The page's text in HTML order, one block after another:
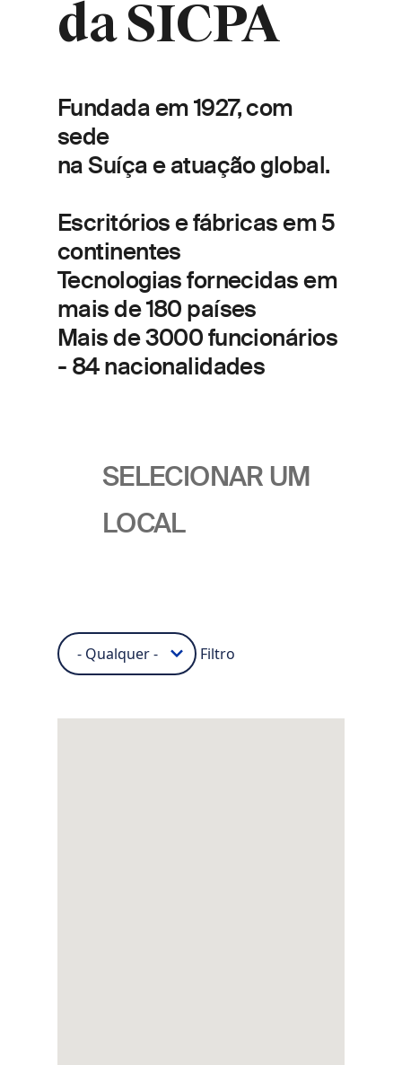
da SICPA
Fundada em 1927, com
sede
naSuíçae atuação global.
Escritórios e fábricas em5
continentes
Tecnologias fornecidas em
mais de180 países
Mais de3000 funcionários
- 84 nacionalidades
SELECIONAR UM
LOCAL
Filtro